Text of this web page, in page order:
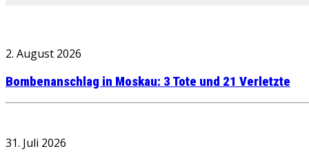
2. August 2026
Bombenanschlag in Moskau: 3 Tote und 21 Verletzte
31. Juli 2026